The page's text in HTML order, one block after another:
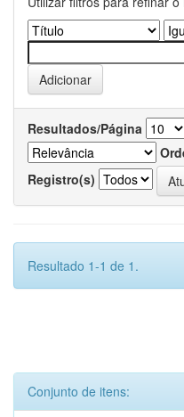
Resultados/Página
Registro(s)
Resultado 1-1 de 1.
Conjunto de itens: